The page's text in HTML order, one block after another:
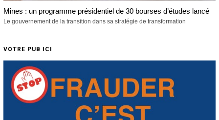
Mines : un programme présidentiel de 30 bourses d’études lancé
Le gouvernement de la transition dans sa stratégie de transformation
VOTRE PUB ICI